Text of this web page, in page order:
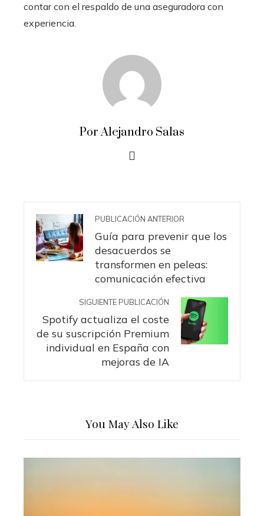
contar con el respaldo de una aseguradora con
experiencia.
Por Alejandro Salas
PUBLICACIÓN ANTERIOR
Guía para prevenir que los
desacuerdos se
transformen en peleas:
comunicación efectiva
SIGUIENTE PUBLICACIÓN
Spotify actualiza el coste
de su suscripción Premium
individual en España con
mejoras de IA
You May Also Like